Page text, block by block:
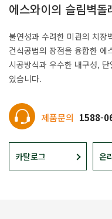
에스와이의 슬림벽돌
불연성과 수려한 미관의 치장
건식공법의 장점을 융합한 에
시공방식과 우수한 내구성,
있습니다.
제품문의 1588-
카탈로그 온